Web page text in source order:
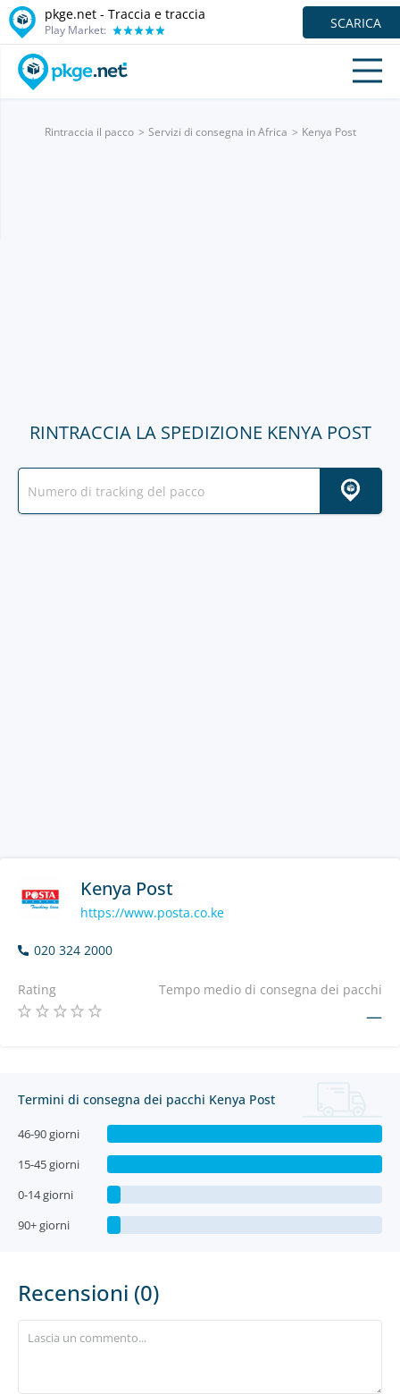
pkge.net - Traccia e traccia
Play Market: SCARICA
Rintraccia il pacco Servizi di consegna in Africa Kenya Post
RINTRACCIA LA SPEDIZIONE KENYA POST
Kenya Post
https://www.posta.co.ke
020 324 2000
Rating Tempo medio di consegna dei pacchi
—
Termini di consegna dei pacchi Kenya Post
46-90 giorni
15-45 giorni
0-14 giorni
90+ giorni
Recensioni (0)